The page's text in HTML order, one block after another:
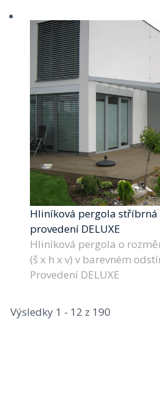
Hliníková pergola stříbrná
provedení DELUXE
Hliníková pergola o
(š x h x v) v barevném
Provedení DELUXE
Výsledky 1 - 12 z 190